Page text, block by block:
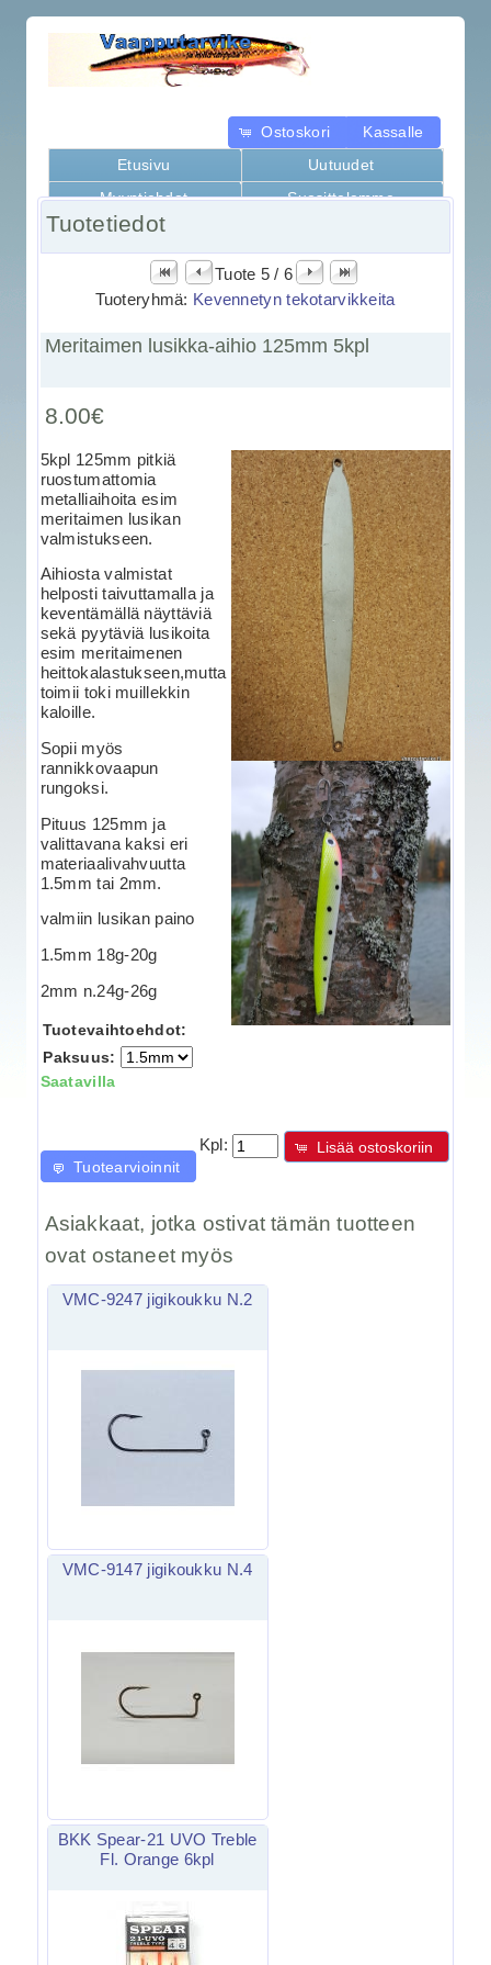
Ostoskori
Kassalle
Etusivu
Uutuudet
Myyntiehdot
Suosittelemme
Kaikki tuotteet
Tuotetiedot
Tuote 5 / 6
Tuoteryhmä: Kevennetyn tekotarvikkeita
Meritaimen lusikka-aihio 125mm 5kpl
8.00€
5kpl 125mm pitkiä
ruostumattomia
metalliaihoita esim
meritaimen lusikan
valmistukseen.
Aihiosta valmistat
helposti taivuttamalla ja
keventämällä näyttäviä
sekä pyytäviä lusikoita
esim meritaimenen
heittokalastukseen,mutta
toimii toki muillekkin
kaloille.
Sopii myös
rannikkovaapun
rungoksi.
Pituus 125mm ja
valittavana kaksi eri
materiaalivahvuutta
1.5mm tai 2mm.
valmiin lusikan paino
1.5mm 18g-20g
2mm n.24g-26g
Tuotevaihtoehdot:
Paksuus:
Saatavilla
Kpl:
Lisää ostoskoriin
Tuotearvioinnit
Asiakkaat, jotka ostivat tämän tuotteen
ovat ostaneet myös
VMC-9247 jigikoukku N.2
VMC-9147 jigikoukku N.4
BKK Spear-21 UVO Treble
Fl. Orange 6kpl